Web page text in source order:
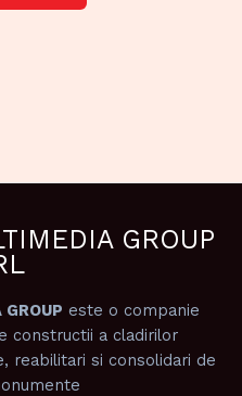
GROUP
este o companie
constructii a cladirilor
reabilitari si consolidari de